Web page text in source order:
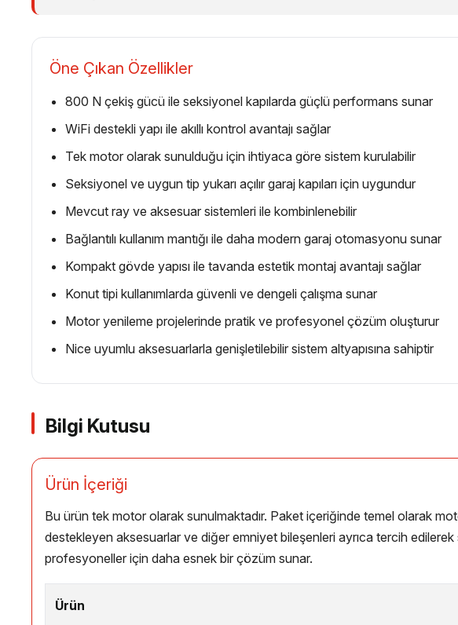
Öne Çıkan Özellikler
800 N çekiş gücü ile seksiyonel kapılarda güçlü performans sunar
WiFi destekli yapı ile akıllı kontrol avantajı sağlar
Tek motor olarak sunulduğu için ihtiyaca göre sistem kurulabilir
Seksiyonel ve uygun tip yukarı açılır garaj kapıları için uygundur
Mevcut ray ve aksesuar sistemleri ile kombinlenebilir
Bağlantılı kullanım mantığı ile daha modern garaj otomasyonu sunar
Kompakt gövde yapısı ile tavanda estetik montaj avantajı sağlar
Konut tipi kullanımlarda güvenli ve dengeli çalışma sunar
Motor yenileme projelerinde pratik ve profesyonel çözüm oluşturur
Nice uyumlu aksesuarlarla genişletilebilir sistem altyapısına sahiptir
Bilgi Kutusu
Ürün İçeriği
Bu ürün tek motor olarak sunulmaktadır. Paket içeriğinde temel olarak
destekleyen aksesuarlar ve diğer emniyet bileşenleri ayrıca tercih edilerek
profesyoneller için daha esnek bir çözüm sunar.
Ürün